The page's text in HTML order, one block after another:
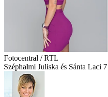
Fotocentral / RTL
Széphalmi Juliska és Sánta Laci